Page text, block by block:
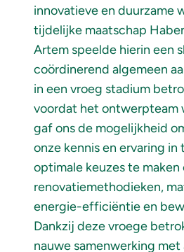
innovatieve en duurzame
tijdelijke maatschap
Artem speelde hierin een
coördinerend algemeen
in een vroeg stadium
voordat het ontwerpteam
gaf ons de mogelijkheid
onze kennis en ervaring
optimale keuzes te maken
renovatiemethodieken,
energie-efficiëntie en
Dankzij deze vroege
nauwe samenwerking